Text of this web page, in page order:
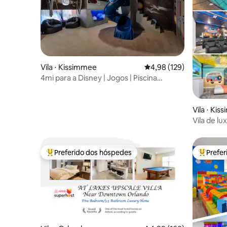
Vila ⋅ Kissimmee 4,98 de uma avaliação
4,98 (129)
4mi para a Disney | Jogos | Piscina
Vila ⋅
Vila de
Entre os melhores preferidos dos hóspedes
Preferido dos hóspedes Entre